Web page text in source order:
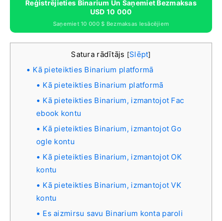
Reģistrējieties Binarium Un Saņemiet Bezmaksas
USD 10 000
Saņemiet 10 000 $ Bezmaksas Iesācējiem
Satura rādītājs [Slēpt]
Kā pieteikties Binarium platformā
Kā pieteikties Binarium platformā
Kā pieteikties Binarium, izmantojot Fac
ebook kontu
Kā pieteikties Binarium, izmantojot Go
ogle kontu
Kā pieteikties Binarium, izmantojot OK
kontu
Kā pieteikties Binarium, izmantojot VK
kontu
Es aizmirsu savu Binarium konta paroli